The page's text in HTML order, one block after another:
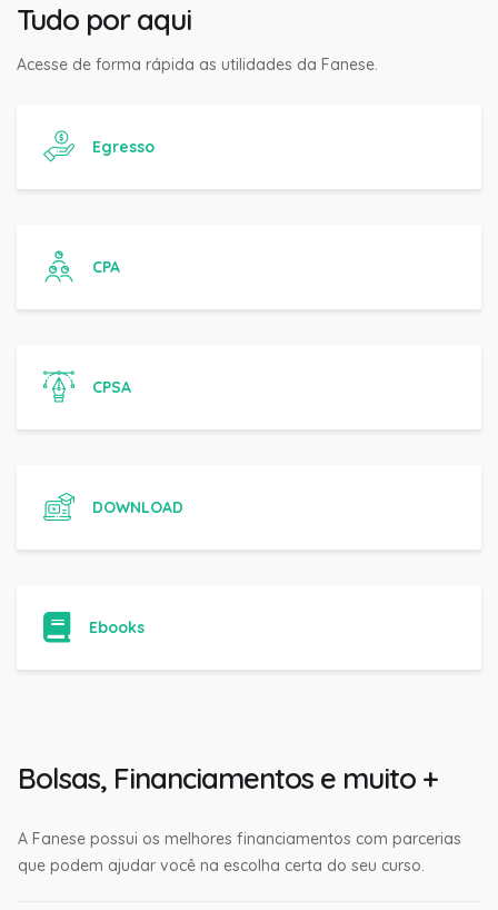
Tudo por aqui
Acesse de forma rápida as utilidades da Fanese.
Egresso
CPA
CPSA
DOWNLOAD
Ebooks
Bolsas, Financiamentos e muito +
A Fanese possui os melhores financiamentos com parcerias
que podem ajudar você na escolha certa do seu curso.